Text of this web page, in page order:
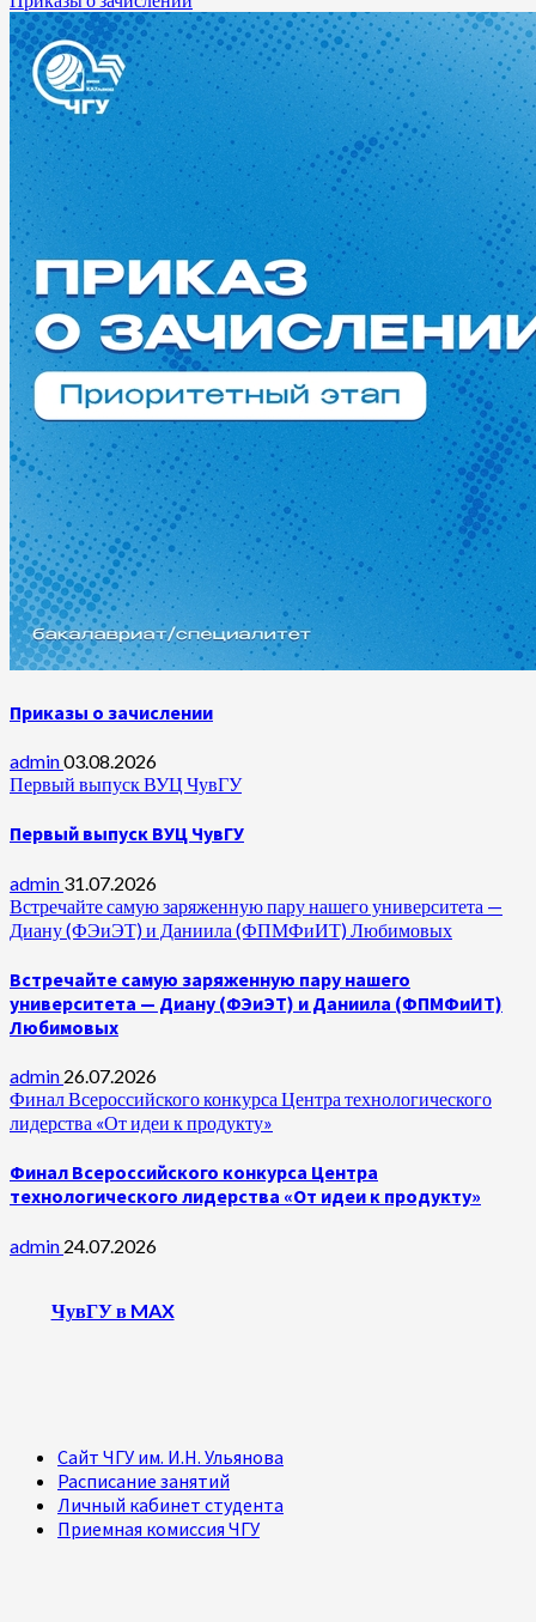
Приказы о зачислении
admin03.08.2026
Первый выпуск ВУЦ ЧувГУ
Первый выпуск ВУЦ ЧувГУ
admin 31.07.2026
Встречайте самую заряженную пару нашего университета —
Диану (ФЭиЭТ) и Даниила (ФПМФиИТ) Любимовых
Встречайте самую заряженную пару нашего
университета — Диану (ФЭиЭТ) и Даниила (ФПМФиИТ)
Любимовых
admin 26.07.2026
Финал Всероссийского конкурса Центра технологического
лидерства «От идеи к продукту»
Финал Всероссийского конкурса Центра
технологического лидерства «От идеи к продукту»
admin 24.07.2026
ЧувГУ в MAX
Сайт ЧГУ им. И.Н. Ульянова
Расписание занятий
Личный кабинет студента
Приемная комиссия ЧГУ